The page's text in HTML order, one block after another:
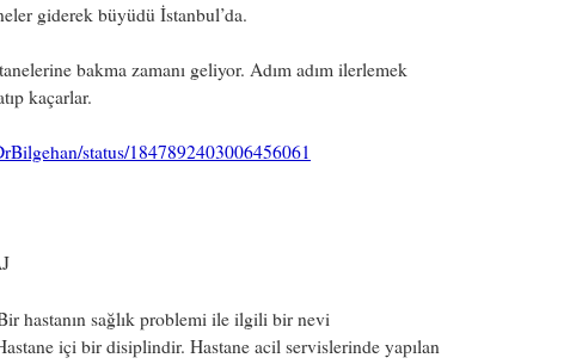
giderek büyüdü İstanbul’da.
bakma zamanı geliyor. Adım adım ilerlemek
kaçarlar.
status/1847892403006456061
hastanın sağlık problemi ile ilgili bir nevi
içi bir disiplindir. Hastane acil servislerinde yapılan